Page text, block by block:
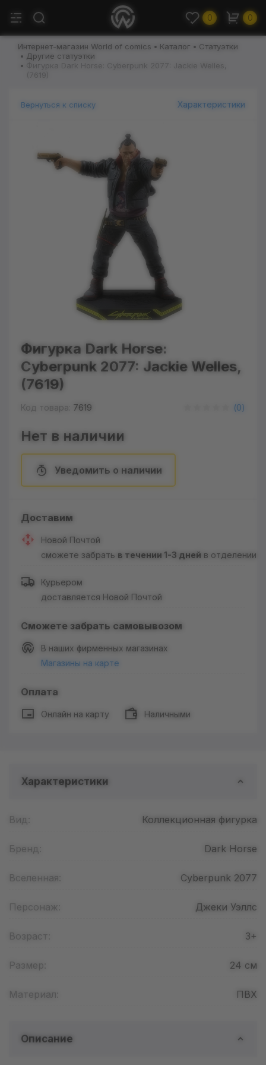
0 0
Интернет-магазин World of comics Каталог
Статуэтки
Другие статуэтки
Фигурка Dark Horse: Cyberpunk 2077: Jackie Welles,
Вернуться к списку Характеристики
Фигурка Dark Horse:
Cyberpunk 2077: Jackie Welles,
(7619)
Код товара: 7619 (0)
Нет в наличии
Уведомить о наличии
Доставим
Новой Почтой
сможете забрать в течении 1-3 дней в отделении
Курьером
доставляется Новой Почтой
Сможете забрать самовывозом
В наших фирменных магазинах
Магазины на карте
Оплата
Онлайн на карту Наличными
Характеристики
Вид: Коллекционная фигурка
Бренд: Dark Horse
Вселенная: Cyberpunk 2077
Персонаж: Джеки Уэллс
Возраст: 3+
Размер: 24 см
Материал: ПВХ
Описание